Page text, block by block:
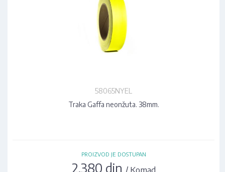
58065NYEL
Traka Gaffa neonžuta. 38mm.
PROIZVOD JE DOSTUPAN
2.380 din / Komad